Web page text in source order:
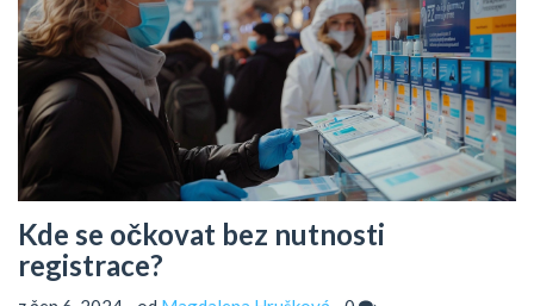
Kde se očkovat bez nutnosti
registrace?